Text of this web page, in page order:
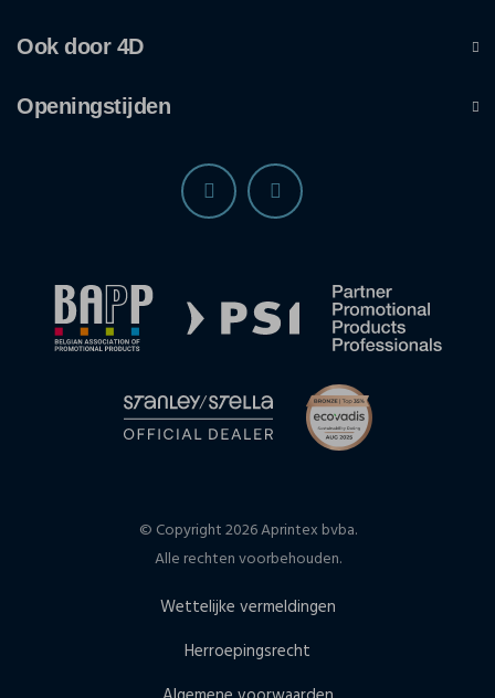
Ook door 4D
Openingstijden
© Copyright 2026 Aprintex bvba.
Alle rechten voorbehouden.
Wettelijke vermeldingen
Herroepingsrecht